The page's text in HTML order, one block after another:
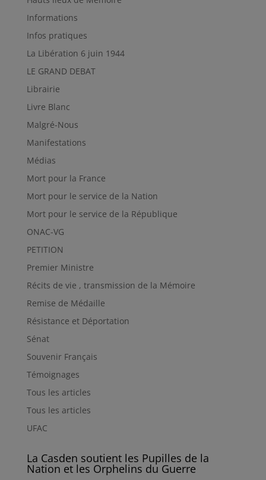
Informations
Infos pratiques
La Libération 6 juin 1944
LE GRAND DEBAT
Librairie
Livre Blanc
Malgré-Nous
Manifestations
Médias
Mort pour la France
Mort pour le service de la Nation
Mort pour le service de la République
ONAC-VG
PETITION
Premier Ministre
Récits de vie , transmission de la Mémoire
Remise de Médaille
Résistance et Déportation
Sénat
Souvenir Français
Témoignages
Tous les articles
Tous les articles
UFAC
La Casden soutient les Pupilles de la
Nation et les Orphelins du Guerre